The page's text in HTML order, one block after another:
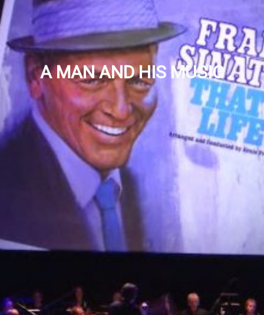
A MAN AND HIS MUSIC